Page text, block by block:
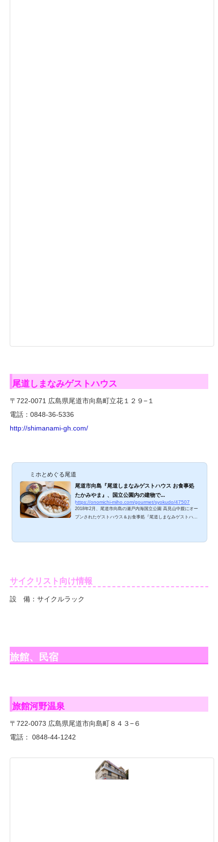
尾道しまなみゲストハウス
〒722-0071 広島県尾道市向島町立花１２９−１
電話：0848-36-5336
http://shimanami-gh.com/
ミホとめぐる尾道
尾道市向島『尾道しまなみゲストハウス お食事処
たかみやま』、国立公園内の建物で...
https://onomichi-miho.com/gourmet/syokudo/47507
2018年2月、尾道市向島の瀬戸内海国立公園 高見山中腹にオー
プンされたゲストハウス＆お食事処『尾道しまなみゲストハウ
な自然にいただかれ、瀬戸内海の多島美を見下ろせるロケーシ
サイクリスト向け情報
設 備：サイクルラック
旅館、民宿
旅館河野温泉
〒722-0073 広島県尾道市向島町８４３−６
電話： 0848-44-1242